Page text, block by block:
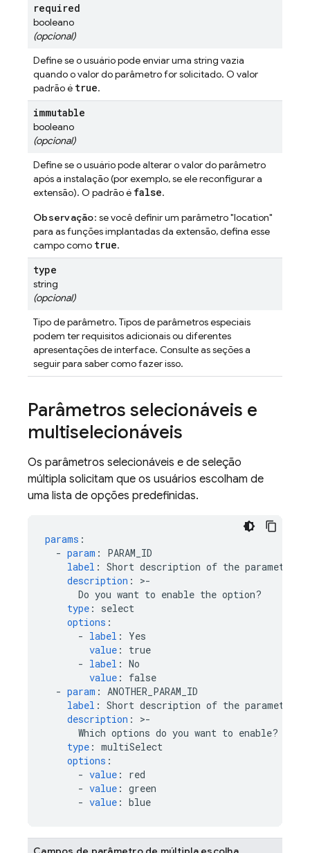
required
booleano
(opcional)
Define se o usuário pode enviar uma string vazia
quando o valor do parâmetro for solicitado. O valor
padrão é true.
immutable
booleano
(opcional)
Define se o usuário pode alterar o valor do parâmetro
após a instalação (por exemplo, se ele reconfigurar a
extensão). O padrão é false.
Observação: se você definir um parâmetro "location"
para as funções implantadas da extensão, defina esse
campo como true.
type
string
(opcional)
Tipo de parâmetro. Tipos de parâmetros especiais
podem ter requisitos adicionais ou diferentes
apresentações de interface. Consulte as seções a
seguir para saber como fazer isso.
Parâmetros selecionáveis e
multiselecionáveis
Os parâmetros selecionáveis e de seleção
múltipla solicitam que os usuários escolham de
uma lista de opções predefinidas.
params :
- param :
PARAM_ID
label : Short description of the parameter
description : >-
Do you want to enable the option?
type :
select
options :
- label :
Yes
value :
true
- label : No
value :
false
- param : ANOTHER_PARAM_ID
label : Short description of the parameter
description : >-
Which options do you want to enable?
type : multiSelect
options :
- value :
red
- value : green
- value : blue